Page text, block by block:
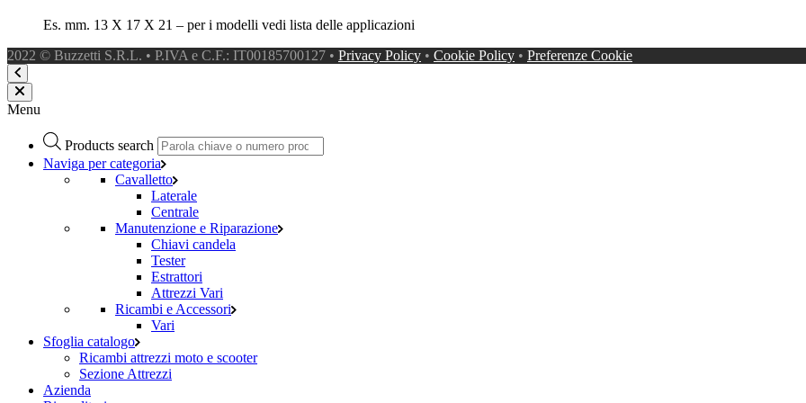
Es. mm. 13 X 17 X 21 – per i modelli vedi lista delle applicazioni
2022 © Buzzetti S.R.L. • P.IVA e C.F.: IT00185700127 • Privacy Policy • Cookie Policy • Preferenze Cookie
Menu
Products search
Naviga per categoria
Cavalletto
Laterale
Centrale
Manutenzione e Riparazione
Chiavi candela
Tester
Estrattori
Attrezzi Vari
Ricambi e Accessori
Vari
Sfoglia catalogo
Ricambi attrezzi moto e scooter
Sezione Attrezzi
Azienda